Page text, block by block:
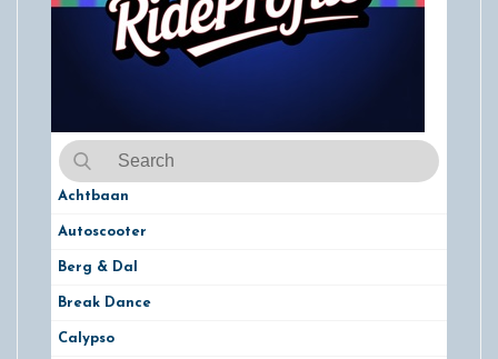
Achtbaan
Autoscooter
Berg & Dal
Break Dance
Calypso